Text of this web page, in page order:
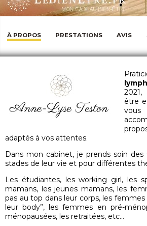
À PROPOS PRESTATIONS AVIS
être
adaptés à vos attentes.
Dans mon cabinet, je prends soin des
stades de leur vie et pour différentes
Les étudiantes, les working girl, les
mamans, les jeunes mamans, les
pas au top dans leur corps, les
leur body”, les femmes en pré-
ménopausées, les retraitées, etc…